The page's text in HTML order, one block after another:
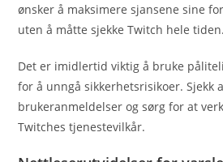
ønsker å maksimere sjansene sine
uten å måtte sjekke Twitch hele tiden.
Det er imidlertid viktig å bruke
for å unngå sikkerhetsrisikoer. Sjekk
brukeranmeldelser og sørg for at
Twitches tjenestevilkår.